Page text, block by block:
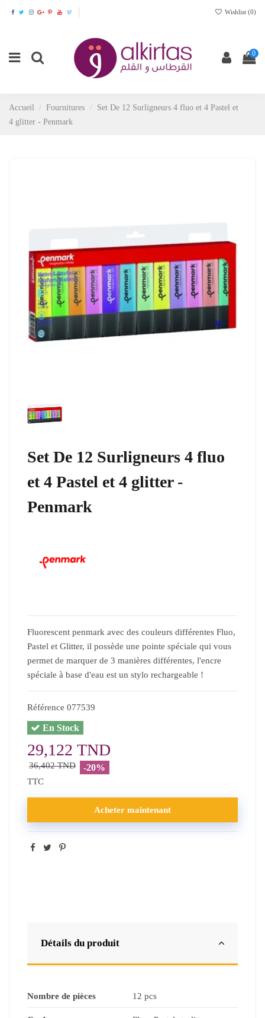
Wishlist (0)
0
Accueil Fournitures
Set De 12 Surligneurs 4 fluo et 4 Pastel et
4 glitter - Penmark
Set De 12 Surligneurs 4 fluo
et 4 Pastel et 4 glitter -
Penmark
Fluorescent penmark avec des couleurs différentes Fluo,
Pastel et Glitter, il possède une pointe spéciale qui vous
permet de marquer de 3 manières différentes, l'encre
spéciale à base d'eau est un stylo rechargeable !
Référence 077539
En Stock
29,122 TND
36,402 TND -20%
TTC
Acheter maintenant
Détails du produit
Nombre de pièces 12 pcs